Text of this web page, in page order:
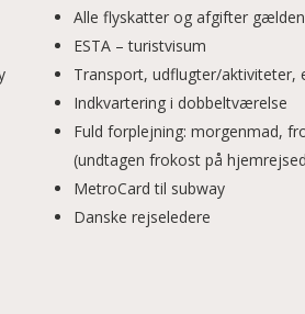
Alle flyskatter og afgifter
ESTA – turistvisum
Transport, udflugter/aktiviteter,
Indkvartering i dobbeltværelse
Fuld forplejning: morgenmad,
(undtagen frokost på
MetroCard til subway
Danske rejseledere